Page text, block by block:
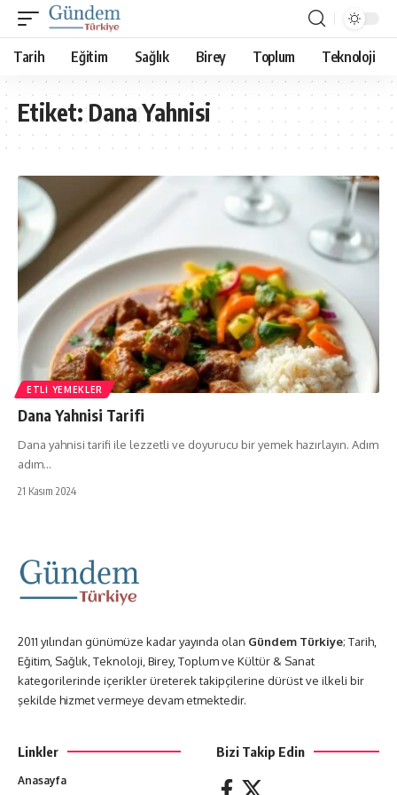
Tarih Eğitim Sağlık Birey Toplum Teknoloji
Etiket:Dana Yahnisi
ETLI YEMEKLER
Dana Yahnisi Tarifi
Dana yahnisi tarifi ile lezzetli ve doyurucu bir yemek hazırlayın. Adım
adım…
21 Kasım 2024
2011 yılından günümüze kadar yayında olan Gündem Türkiye; Tarih,
Eğitim, Sağlık, Teknoloji, Birey, Toplum ve Kültür & Sanat
kategorilerinde içerikler üreterek takipçilerine dürüst ve ilkeli bir
şekilde hizmet vermeye devam etmektedir.
Linkler
Anasayfa
Bizi Takip Edin